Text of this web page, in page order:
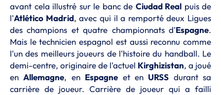
avant cela illustré sur le banc de Ciudad Real puis de
l'Atlético Madrid, avec qui il a remporté deux Ligues
des champions et quatre championnats d'Espagne.
Mais le technicien espagnol est aussi reconnu comme
l'un des meilleurs joueurs de l'histoire du handball. Le
demi-centre, originaire de l'actuel Kirghizistan, a joué
enAllemagne, en Espagne et en URSS durant sa
carrière de joueur. Carrière de joueur qui a failli